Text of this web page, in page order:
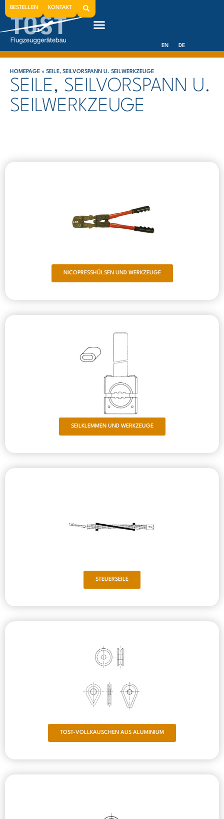
BESTELLEN KONTAKT
EN DE
HOMEPAGE » SEILE, SEILVORSPANN U. SEILWERKZEUGE
SEILE, SEILVORSPANN U.
SEILWERKZEUGE
NICOPRESSHÜLSEN UND WERKZEUGE
SEILKLEMMEN UND WERKZEUGE
STEUERSEILE
TOST-VOLLKAUSCHEN AUS ALUMINIUM